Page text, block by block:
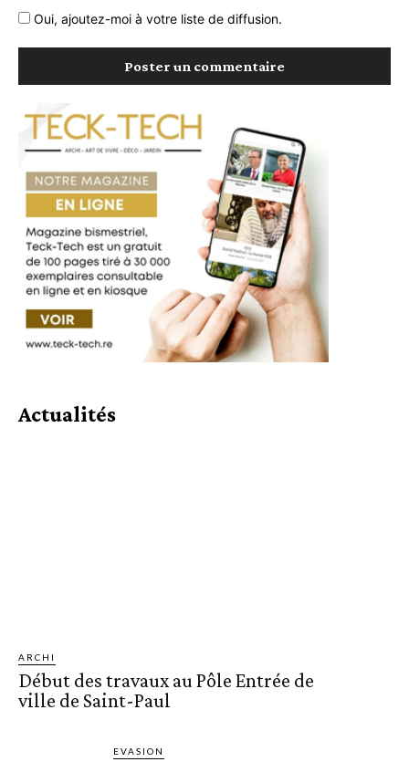
Oui, ajoutez-moi à votre liste de diffusion.
Actualités
ARCHI
Début des travaux au Pôle Entrée de
ville de Saint-Paul
EVASION